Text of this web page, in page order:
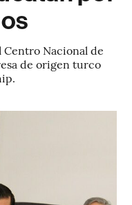
Nacional de
de origen turco